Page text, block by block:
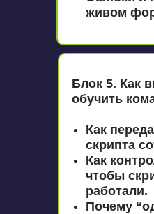
живом
Блок 5. Как
обучить
Как
скрипта
Как
чтобы
работали.
Почему